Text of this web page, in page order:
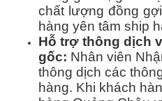
chất lượng đồng
hàng yên tâm ship
Hỗ trợ thông dịch
gốc: Nhân viên
thông dịch các
hàng. Khi khách